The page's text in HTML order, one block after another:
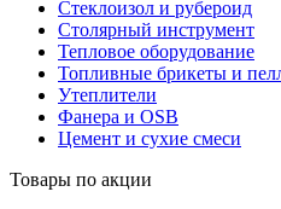
Стеклоизол и рубероид
Столярный инструмент
Тепловое оборудование
Топливные брикеты и
Утеплители
Фанера и OSB
Цемент и сухие смеси
Товары по акции